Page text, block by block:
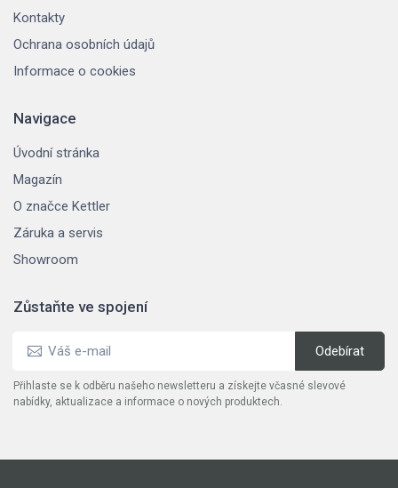
Kontakty
Ochrana osobních údajů
Informace o cookies
Navigace
Úvodní stránka
Magazín
O značce Kettler
Záruka a servis
Showroom
Zůstaňte ve spojení
Přihlaste se k odběru našeho newsletteru a získejte včasné slevové
nabídky, aktualizace a informace o nových produktech.